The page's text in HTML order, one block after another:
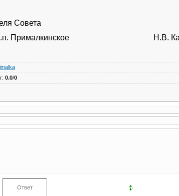
Совета
с.п. Прималкинское Н.В.
: 0.0/0